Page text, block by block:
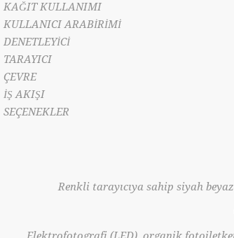
KAĞIT KULLANIMI
KULLANICI ARABİRİMİ
DENETLEYİCİ
TARAYICI
ÇEVRE
İŞ AKIŞI
SEÇENEKLER
Renkli tarayıcıya sahip siyah